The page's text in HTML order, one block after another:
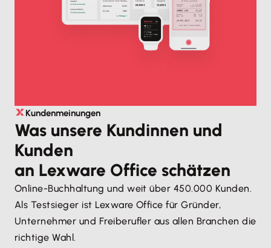
Kundenmeinungen
Was unsere Kundinnen und
Kunden
an Lexware Office schätzen
Online-Buchhaltung und weit über 450.000 Kunden.
Als Testsieger ist Lexware Office für Gründer,
Unternehmer und Freiberufler aus allen Branchen die
richtige Wahl.